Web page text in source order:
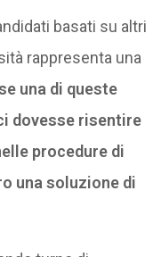
basati su altri
rappresenta una
una di queste
dovesse risentire
procedure di
una soluzione di